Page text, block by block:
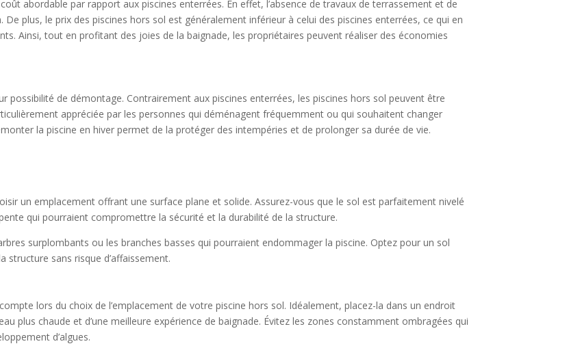
abordable par rapport aux piscines enterrées. En effet, l’absence de travaux de terrassement et de
plus, le prix des piscines hors sol est généralement inférieur à celui des piscines enterrées, ce qui en
Ainsi, tout en profitant des joies de la baignade, les propriétaires peuvent réaliser des économies
possibilité de démontage. Contrairement aux piscines enterrées, les piscines hors sol peuvent être
appréciée par les personnes qui déménagent fréquemment ou qui souhaitent changer
la piscine en hiver permet de la protéger des intempéries et de prolonger sa durée de vie.
un emplacement offrant une surface plane et solide. Assurez-vous que le sol est parfaitement nivelé
qui pourraient compromettre la sécurité et la durabilité de la structure.
surplombants ou les branches basses qui pourraient endommager la piscine. Optez pour un sol
structure sans risque d’affaissement.
lors du choix de l’emplacement de votre piscine hors sol. Idéalement, placez-la dans un endroit
plus chaude et d’une meilleure expérience de baignade. Évitez les zones constamment ombragées qui
d’algues.